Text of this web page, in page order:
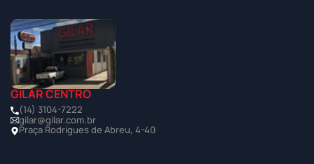
GILAR CENTRO
(14) 3104-7222
gilar@gilar.com.br
Praça Rodrigues de Abreu, 4-40